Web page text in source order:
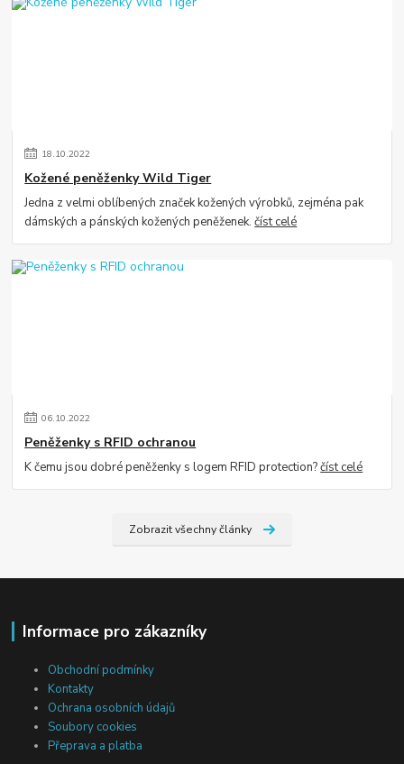
18.10.2022
Kožené peněženky Wild Tiger
Jedna z velmi oblíbených značek kožených výrobků, zejména pak
dámských a pánských kožených peněženek.číst celé
06.10.2022
Peněženky s RFID ochranou
K čemu jsou dobré peněženky s logem RFID protection?číst celé
Zobrazit všechny články
Informace pro zákazníky
Obchodní podmínky
Kontakty
Ochrana osobních údajů
Soubory cookies
Přeprava a platba